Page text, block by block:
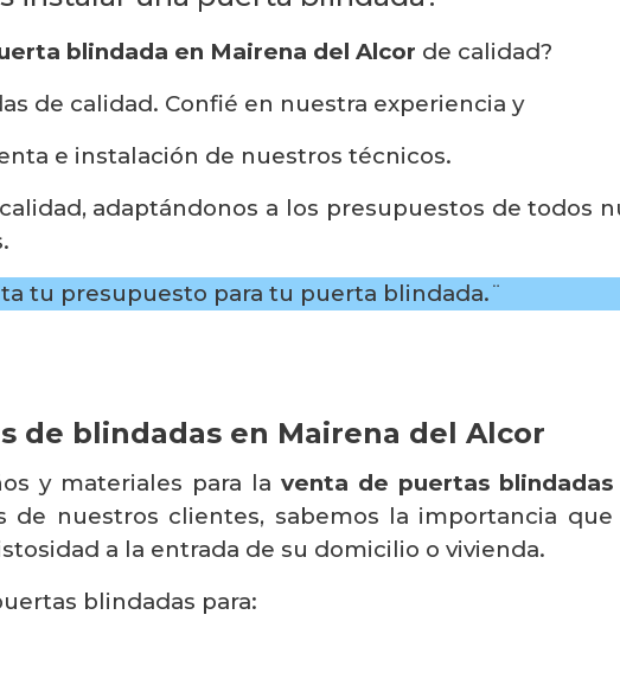
blindada en Mairena del Alcor de calidad?
de calidad. Confié en nuestra experiencia y
e instalación de nuestros técnicos.
adaptándonos a los presupuestos de todos
tu presupuesto para tu puerta blindada.¨
de blindadas en Mairena del Alcor
y materiales para la venta de puertas
de nuestros clientes, sabemos la importancia
a la entrada de su domicilio o vivienda.
blindadas para: